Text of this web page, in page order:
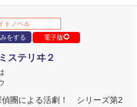
トノベル
をする
電子版
ステリヰ２
偵團による活劇！ シリーズ第2